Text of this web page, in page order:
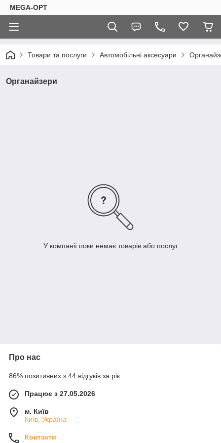
MEGA-OPT
Товари та послуги Автомобільні аксесуари
Органайзери
У компанії поки немає товарів або послуг
Про нас
86% позитивних з 44 відгуків за рік
Працює з 27.05.2026
м. Київ
Київ, Україна
Контакти